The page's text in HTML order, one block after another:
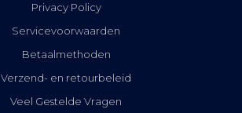
Privacy Policy
Servicevoorwaarden
Betaalmethoden
Verzend- en retourbeleid
Veel Gestelde Vragen